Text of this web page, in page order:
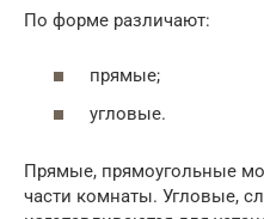
По форме различают:
прямые;
угловые.
Прямые, прямоугольные
части комнаты. Угловые,